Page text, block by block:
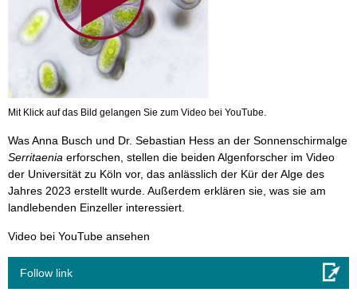
Mit Klick auf das Bild gelangen Sie zum Video bei YouTube.
Was Anna Busch und Dr. Sebastian Hess an der Sonnenschirmalge
Serritaenia erforschen, stellen die beiden Algenforscher im Video
der Universität zu Köln vor, das anlässlich der Kür der Alge des
Jahres 2023 erstellt wurde. Außerdem erklären sie, was sie am
landlebenden Einzeller interessiert.
Video bei YouTube ansehen
Follow link